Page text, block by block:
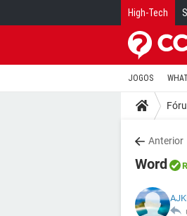
High-Tech
JOGOS
Anterior
Word